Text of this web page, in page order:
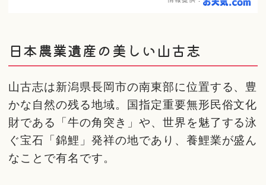
日本農業遺産の美しい山古志
山古志は新潟県長岡市の南東部に位置する、豊
かな自然の残る地域。国指定重要無形民俗文化
財である「牛の角突き」や、世界を魅了する泳
ぐ宝石「錦鯉」発祥の地であり、養鯉業が盛ん
なことで有名です。